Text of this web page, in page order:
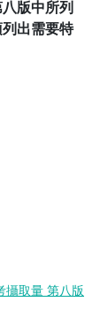
版中所列
列出需要特
攝取量 第八版